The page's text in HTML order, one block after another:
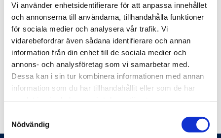
Vi använder enhetsidentifierare för att anpassa innehållet
och annonserna till användarna, tillhandahålla funktioner
för sociala medier och analysera vår trafik. Vi
vidarebefordrar även sådana identifierare och annan
information från din enhet till de sociala medier och
annons- och analysföretag som vi samarbetar med.
Dessa kan i sin tur kombinera informationen med annan
information som du har tillhandahållit eller som de har
Nödvändig
Återhämtning
Sömn
Stress
Drogfritt liv
Mindfulness
Medicinsk Yoga
Natt- och skiftarbete